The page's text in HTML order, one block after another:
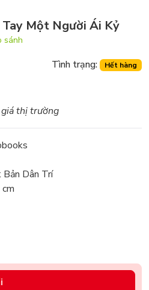
Tay Một Người Ái Kỷ
sánh
Tình trạng: Hết hàng
thị trường
Bản Dân Trí